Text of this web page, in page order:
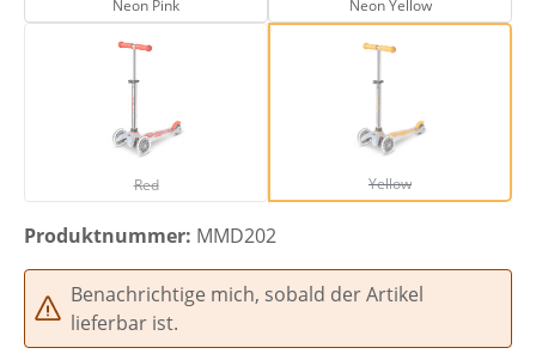
Neon Pink Neon Yellow
Red
Red
(Diese Option ist zurzeit nicht verfügbar.)
Yellow
Yellow
(Diese Option ist
Produktnummer: MMD202
Benachrichtige mich, sobald der Artikel
lieferbar ist.